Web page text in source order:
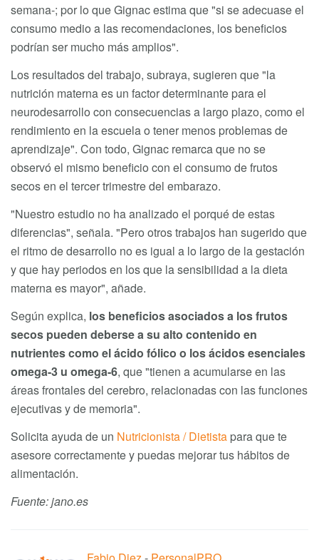
semana-; por lo que Gignac estima que "si se adecuase el
consumo medio a las recomendaciones, los beneficios
podrían ser mucho más amplios".
Los resultados del trabajo, subraya, sugieren que "la
nutrición materna es un factor determinante para el
neurodesarrollo con consecuencias a largo plazo, como el
rendimiento en la escuela o tener menos problemas de
aprendizaje". Con todo, Gignac remarca que no se
observó el mismo beneficio con el consumo de frutos
secos en el tercer trimestre del embarazo.
"Nuestro estudio no ha analizado el porqué de estas
diferencias", señala. "Pero otros trabajos han sugerido que
el ritmo de desarrollo no es igual a lo largo de la gestación
y que hay periodos en los que la sensibilidad a la dieta
materna es mayor", añade.
Según explica, los beneficios asociados a los frutos
secos pueden deberse a su alto contenido en
nutrientes como el ácido fólico o los ácidos esenciales
omega-3 u omega-6, que "tienen a acumularse en las
áreas frontales del cerebro, relacionadas con las funciones
ejecutivas y de memoria".
Solicita ayuda de un Nutricionista / Dietista para que te
asesore correctamente y puedas mejorar tus hábitos de
alimentación.
Fuente: jano.es